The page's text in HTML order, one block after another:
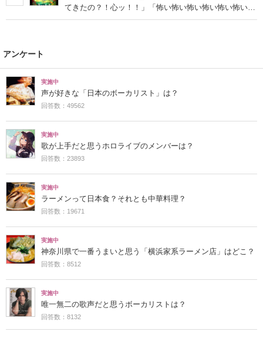
てきたの？！心ッ！！」「怖い怖い怖い怖い怖い怖い怖
い」
アンケート
実施中
声が好きな「日本のボーカリスト」は？
回答数：49562
実施中
歌が上手だと思うホロライブのメンバーは？
回答数：23893
実施中
ラーメンって日本食？それとも中華料理？
回答数：19671
実施中
神奈川県で一番うまいと思う「横浜家系ラーメン店」はどこ？
回答数：8512
実施中
唯一無二の歌声だと思うボーカリストは？
回答数：8132